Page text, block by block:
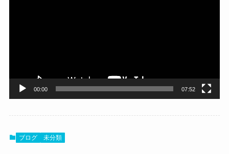
00:00 07:52
ブログ 未分類